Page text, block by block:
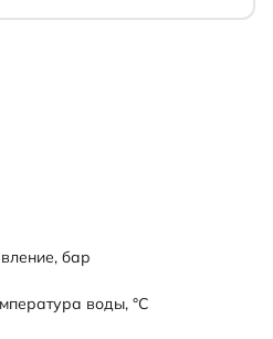
бар
воды, °C